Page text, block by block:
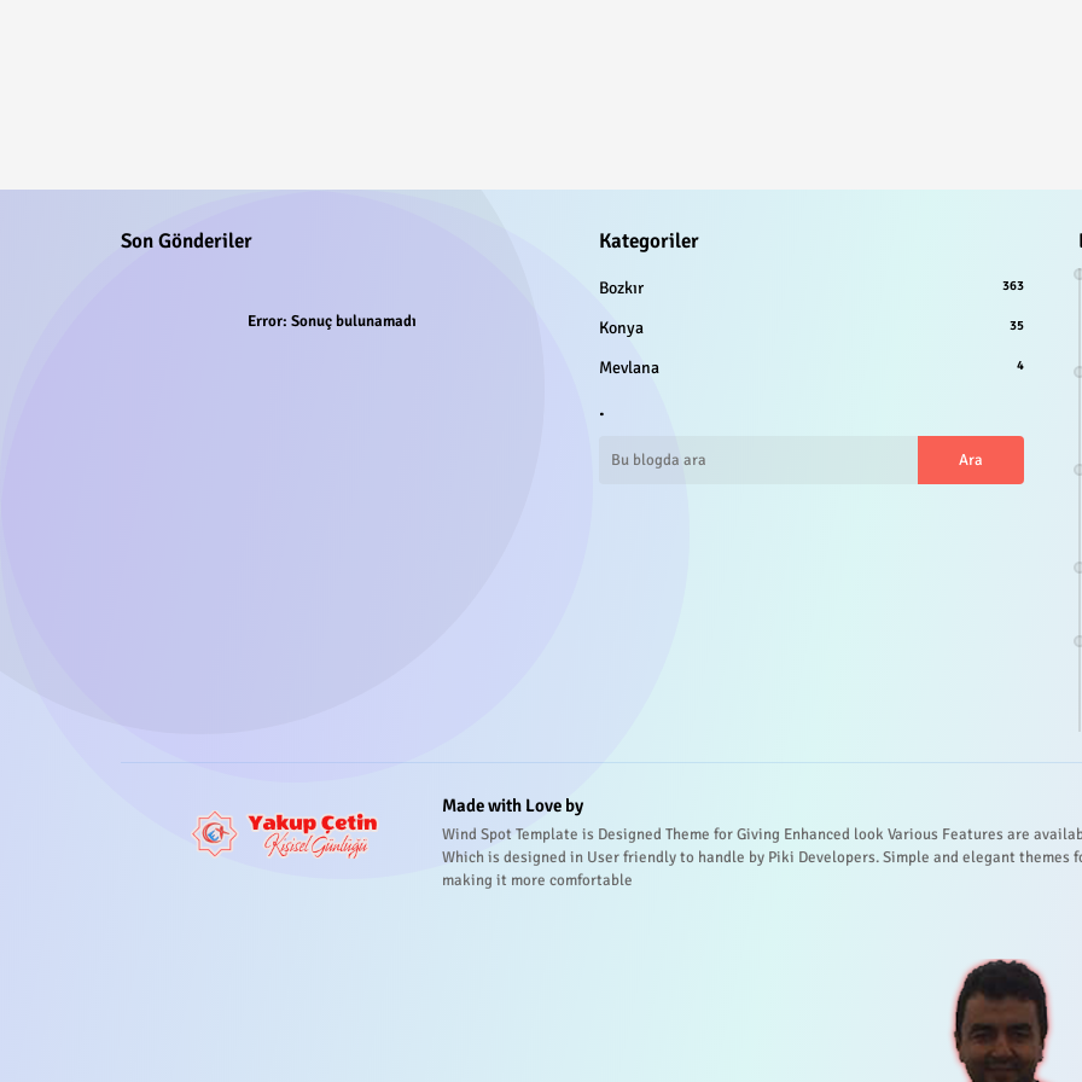
Son Gönderiler
Error: Sonuç bulunamadı
Kategoriler
Bozkır 363
Konya 35
Mevlana 4
.
Made with Love by
Wind Spot Template is Designed Theme for Giving Enhanced look Various Features are
Which is designed in User friendly to handle by Piki Developers. Simple and elegant themes
making it more comfortable